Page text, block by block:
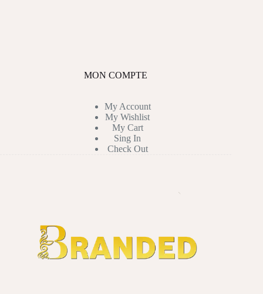
MON COMPTE
My Account
My Wishlist
My Cart
Sing In
Check Out